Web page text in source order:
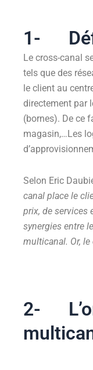
1-
Le cross-canal
tels que des
le client au
directement par
(bornes). De ce
magasin,…Les
Selon Eric
canal place le
prix, de services
synergies entre
multicanal. Or,
2-